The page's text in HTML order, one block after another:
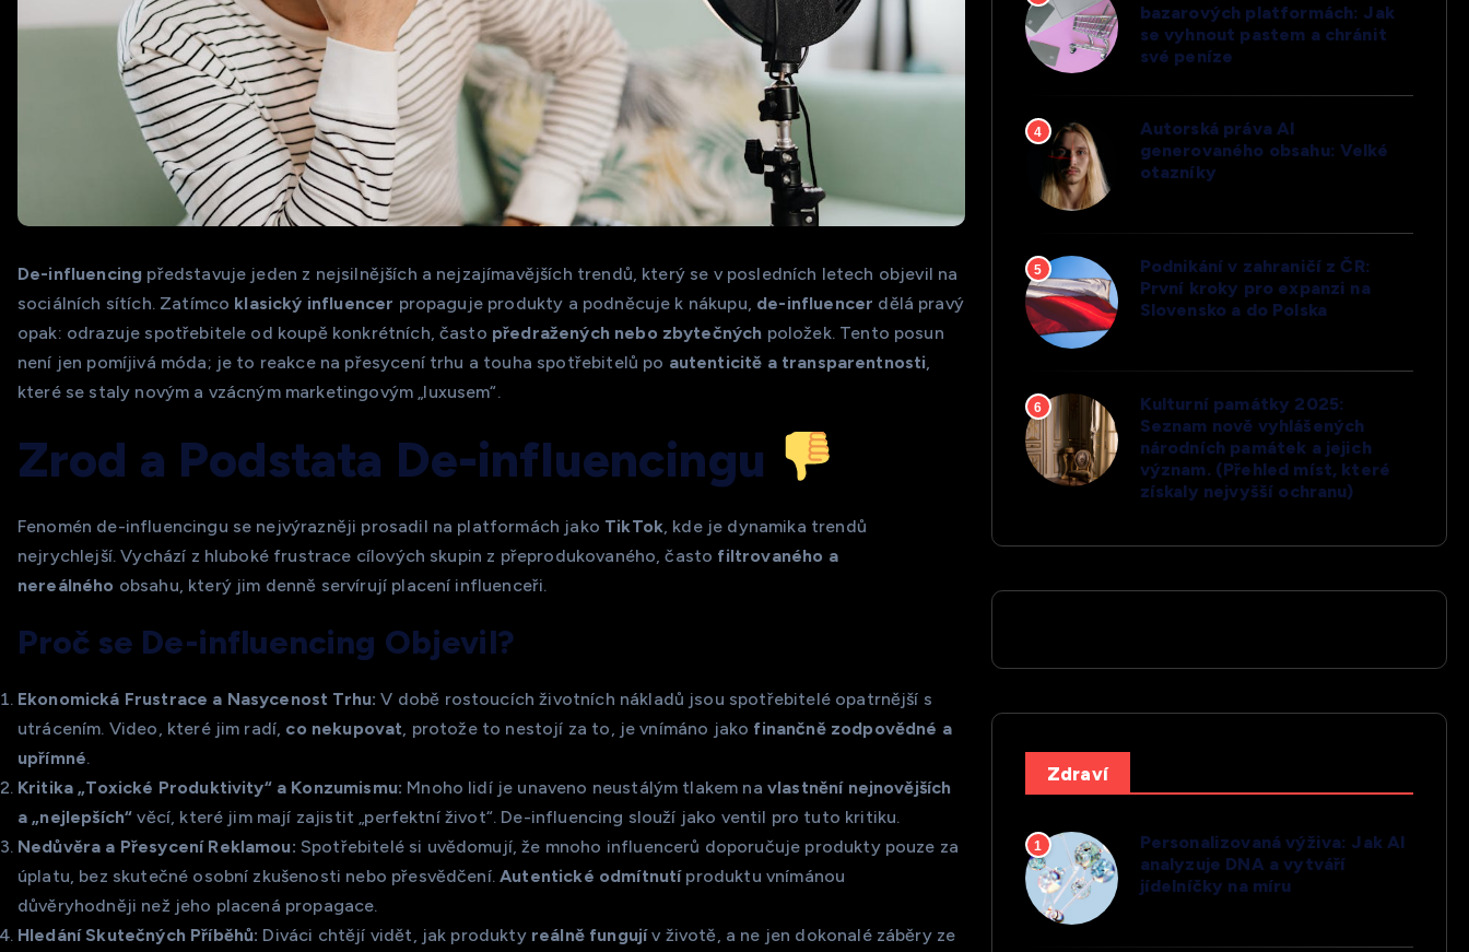
De-influencing představuje jeden z nejsilnějších a nejzajímavějších trendů, který se v posledních letech objevil na
sociálních sítích. Zatímco klasický influencer propaguje produkty a podněcuje k nákupu, de-influencer dělá pravý
opak: odrazuje spotřebitele od koupě konkrétních, často předražených nebo zbytečných položek. Tento posun
není jen pomíjivá móda; je to reakce na přesycení trhu a touha spotřebitelů po autenticitě a transparentnosti
které se staly novým a vzácným marketingovým „luxusem“.
Zrod a Podstata De-influencingu
Fenomén de-influencingu se nejvýrazněji prosadil na platformách jako TikTok , kde je dynamika trendů
nejrychlejší. Vychází z hluboké frustrace cílových skupin z přeprodukovaného, často filtrovaného a
nereálného obsahu, který jim denně servírují placení influenceři.
Proč se De-influencing Objevil?
Ekonomická Frustrace a Nasycenost Trhu: V době rostoucích životních nákladů jsou spotřebitelé opatrnější s
utrácením. Video, které jim radí, co nekupovat , protože to nestojí za to, je vnímáno jako finančně zodpovědné a
upřímné.
Kritika „Toxické Produktivity“ a Konzumismu: Mnoho lidí je unaveno neustálým tlakem na vlastnění nejnovějších
a „nejlepších“ věcí, které jim mají zajistit „perfektní život“. De-influencing slouží jako ventil pro tuto kritiku.
Nedůvěra a Přesycení Reklamou: Spotřebitelé si uvědomují, že mnoho influencerů doporučuje produkty pouze za
úplatu, bez skutečné osobní zkušenosti nebo přesvědčení.Autentické odmítnutíproduktu vnímánou
důvěryhodněji než jeho placená propagace.
Hledání Skutečných Příběhů: Diváci chtějí vidět, jak produkty reálně fungujív životě, a ne jen dokonalé záběry ze
bazarových platformách: Jak
se vyhnout pastem a chránit
své peníze
4
Autorská práva AI
generovaného obsahu: Velké
otazníky
5
Podnikání v zahraničí z ČR:
První kroky pro expanzi na
Slovensko a do Polska
6
Kulturní památky 2025:
Seznam nově vyhlášených
národních památek a jejich
význam. (Přehled míst, které
získaly nejvyšší ochranu)
Zdraví
1
Personalizovaná výživa: Jak AI
analyzuje DNA a vytváří
jídelníčky na míru